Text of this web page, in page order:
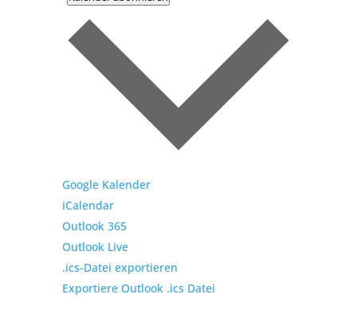
Google Kalender
iCalendar
Outlook 365
Outlook Live
.ics-Datei exportieren
Exportiere Outlook .ics Datei